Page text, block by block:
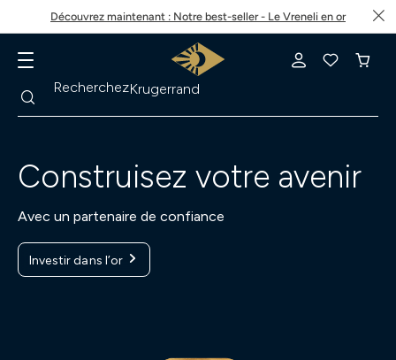
Découvrez maintenant : Notre best-seller - Le Vreneli en or
RechercheRecherchezKrugerrand
Construisez votre avenir
Avec un partenaire de confiance
Investir dans l’or